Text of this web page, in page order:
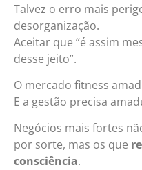
Talvez o erro mais
desorganização.
Aceitar que “é assim
desse jeito”.
O mercado fitness
E a gestão precisa
Negócios mais fortes
por sorte, mas os que
consciência.